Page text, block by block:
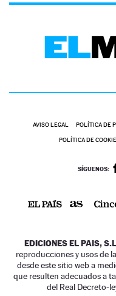
AVISO LEGAL POLÍTICA DE
POLÍTICA DE
SÍGUENOS:
EDICIONES EL PAIS,
reproducciones y usos de
desde este sitio web a
que resulten adecuados a
del Real Decreto-